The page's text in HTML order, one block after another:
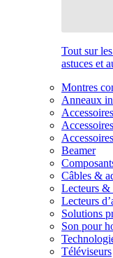
Tout sur
astuces et
Montres
Anneaux
Beamer
Câbles &
Lecteurs &
Lecteurs
Solutions
Son pour
Téléviseurs